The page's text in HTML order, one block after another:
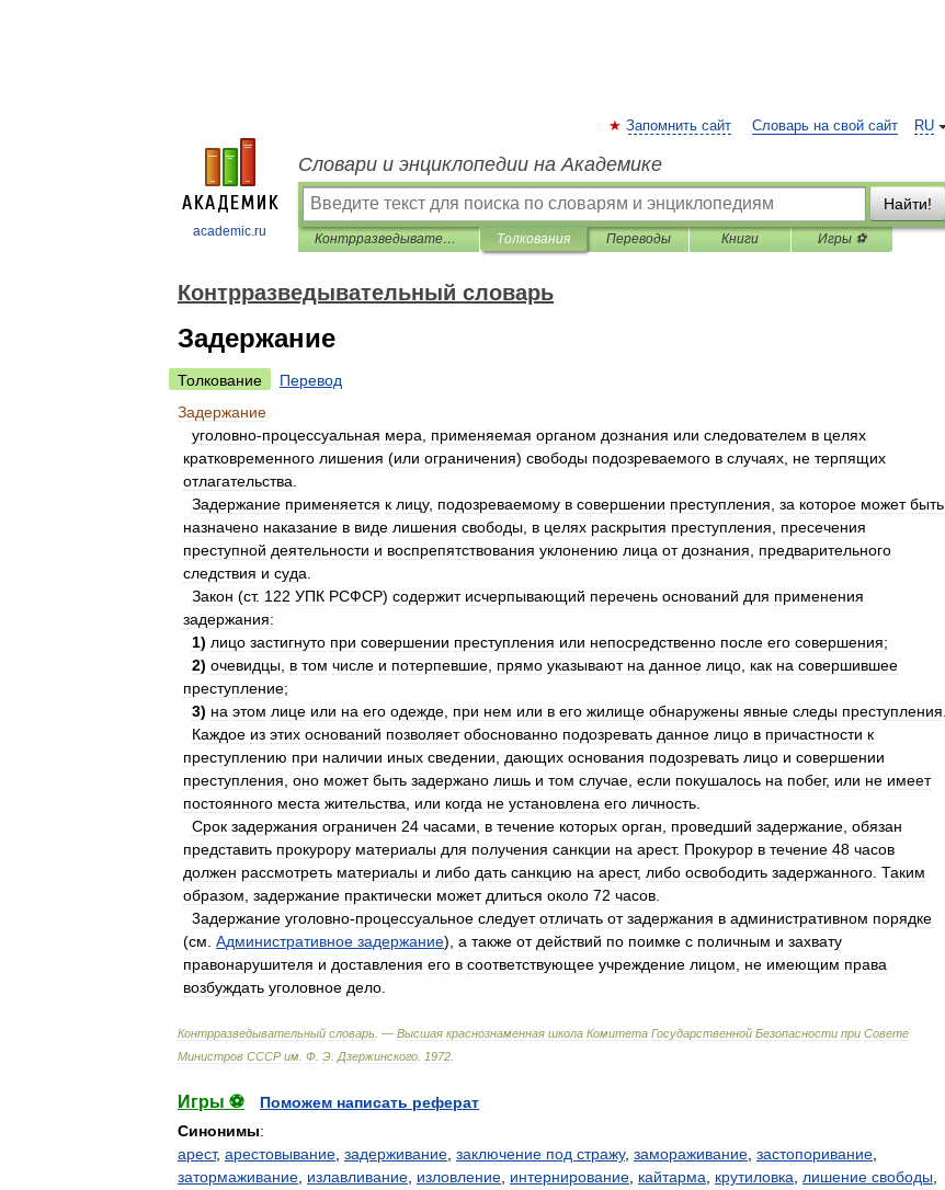
academic.ru
RU
Запомнить сайт Словарь на свой сайт
Словари и энциклопедии на Академике
Найти!
Контрразведывательный словарь Толкования Переводы Книги Игры ⚽
Контрразведывательный словарь
Задержание
Толкование
Перевод
Задержание
уголовно-процессуальная мера применяемая органом дознания или следователем в целях
кратковременного лишения (или ограничения) свободы подозреваемого в случаях не терпящих
отлагательства
Задержание применяется к лицу, подозреваемому в совершении преступления за которое может быть
назначено наказание в виде лишения свободы в целях раскрытия преступления
пресечения
преступной деятельности и воспрепятствования уклонению лица от дознания
предварительного
следствия и суда
Закон (ст. 122 УПК РСФСР) содержит исчерпывающий перечень оснований для применения
задержания:
1) лицо застигнуто при совершении преступления или непосредственно после его совершения;
2) очевидцы в том числе и потерпевшие прямо указывают на данное лицо как на совершившее
преступление;
3) на этом лице или на его одежде при нем или в его жилище обнаружены явные следы преступления
Каждое из этих оснований позволяет обоснованно подозревать данное лицо в причастности к
преступлению при наличии иных сведении дающих основания подозревать лицо и совершении
преступления оно может быть задержано лишь и том случае если покушалось на побег, или не имеет
постоянного места жительства или когда не установлена его личность
Срок задержания ограничен 24 часами в течение которых орган проведший задержание обязан
представить прокурору материалы для получения санкции на арест. Прокурор в течение 48 часов
должен рассмотреть материалы и либо дать санкцию на арест, либо освободить задержанного Таким
образом задержание практически может длиться около 72 часов
3адержание уголовно-процессуальное следует отличать от задержания в административном порядке
(см Административное задержание), а также от действий по поимке с поличным и захвату
правонарушителя и доставления его в соответствующее учреждение лицом не имеющим права
возбуждать уголовное дело
Контрразведывательный словарь . — Высшая краснознаменная школа Комитета Государственной Безопасности при Совете
Министров СССР им Ф Э Дзержинского 1972
Игры ⚽
Поможем написать реферат
Синонимы:
арест, арестовывание задерживание заключение под стражу, замораживание застопоривание
затормаживание излавливание изловление интернирование кайтарма крутиловка лишение свободы